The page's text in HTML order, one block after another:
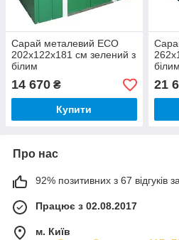
Сарай металевий ECO
202x122x181 см зелений з
білим
14 670 ₴
Купити
білим
21
Про нас
92% позитивних з 67 відгуків
Працює з 02.08.2017
м. Київ